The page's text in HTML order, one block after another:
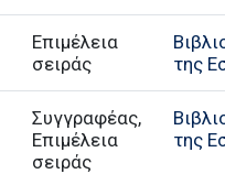
Επιμέλεια
σειράς
της
Συγγραφέας,
Επιμέλεια
σειράς
της